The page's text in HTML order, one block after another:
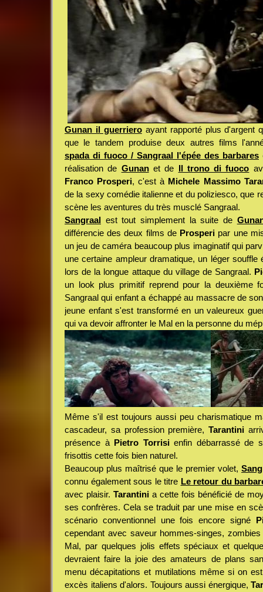
Gunan il guerrieroayant rapporté plus d'argent
que le tandem produise deux autres films
spada di fuoco / Sangraal l'épée des barbares
réalisation de Gunanet de Il trono di fuoco
Franco Prosperi, c'est à Michele Massimo
de la sexy comédie italienne et du poliziesco, que
scène les aventures du très musclé Sangraal.
Sangraal est tout simplement la suite de
différencie des deux films de Prosperi par une
un jeu de caméra beaucoup plus imaginatif qui
une certaine ampleur dramatique, un léger souffle
lors de la longue attaque du village de Sangraal.
un look plus primitif reprend pour la deuxième
Sangraal qui enfant a échappé au massacre de
jeune enfant s'est transformé en un valeureux
qui va devoir affronter le Mal en la personne du
Même s'il est toujours aussi peu charismatique
cascadeur, sa profession première,Tarantini
présence à Pietro Torrisienfin débarrassé de
frisottis cette fois bien naturel.
Beaucoup plus maîtrisé que le premier volet,
connu également sous le titre Le retour du
avec plaisir. Tarantini a cette fois bénéficié de
ses confrères. Cela se traduit par une mise en
scénario conventionnel une fois encore signé
cependant avec saveur hommes-singes,
Mal, par quelques jolis effets spéciaux et
devraient faire la joie des amateurs de plans
menu décapitations et mutilations même si on
excès italiens d'alors. Toujours aussi énergique,